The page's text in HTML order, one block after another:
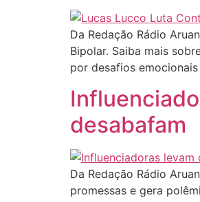
Da Redação Rádio
Bipolar. Saiba mais
por desafios
desabafam
Da Redação Rádio
promessas e gera